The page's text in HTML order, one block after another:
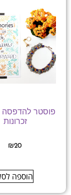
פוסטר להדפסה
זכרונות
₪20
הוספה